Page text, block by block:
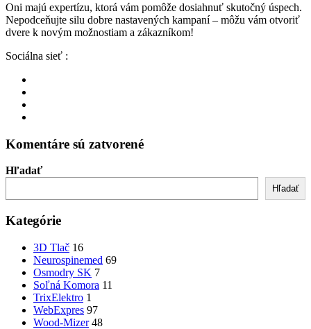
Oni majú expertízu, ktorá vám pomôže dosiahnuť skutočný úspech.
Nepodceňujte silu dobre nastavených kampaní – môžu vám otvoriť
dvere k novým možnostiam a zákazníkom!
Sociálna sieť :
Komentáre sú zatvorené
Hľadať
Hľadať
Kategórie
3D Tlač 16
Neurospinemed 69
Osmodry SK 7
Soľná Komora 11
TrixElektro 1
WebExpres 97
Wood-Mizer 48